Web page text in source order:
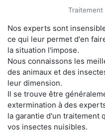
Nos experts sont
ce qui leur permet d'en
la situation l'impose.
Nous connaissons les
des animaux et des
leur dimension.
Il se trouve être
extermination à des
la garantie d'un traitement
vos insectes nuisibles.